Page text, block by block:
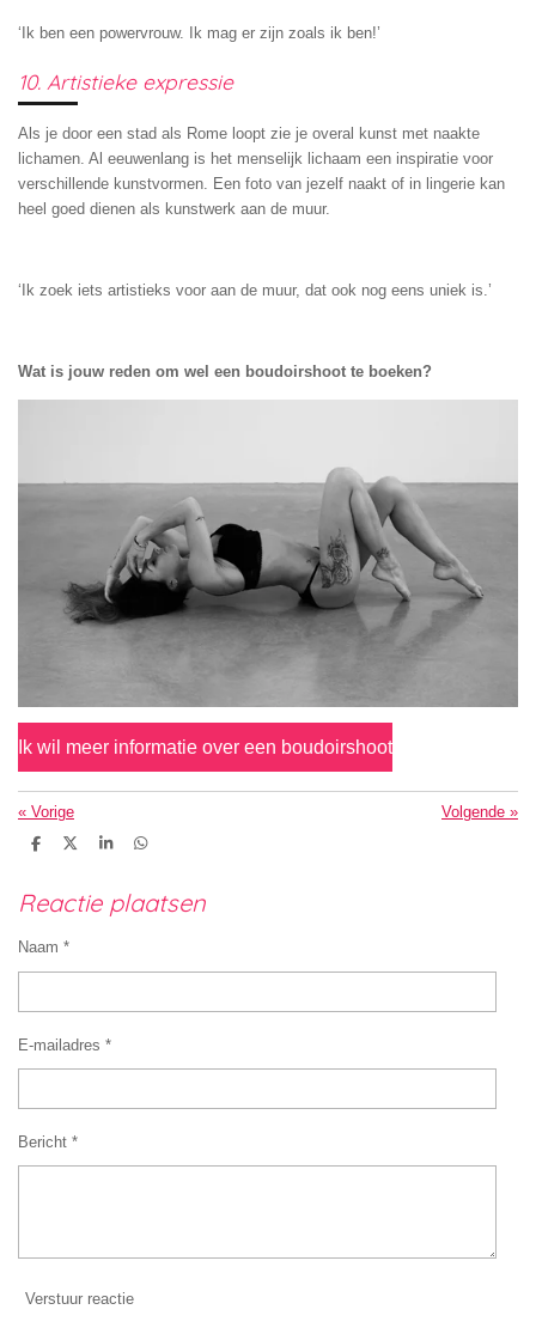
‘Ik ben een powervrouw. Ik mag er zijn zoals ik ben!’
10. Artistieke expressie
Als je door een stad als Rome loopt zie je overal kunst met naakte
lichamen. Al eeuwenlang is het menselijk lichaam een inspiratie voor
verschillende kunstvormen. Een foto van jezelf naakt of in lingerie kan
heel goed dienen als kunstwerk aan de muur.
‘Ik zoek iets artistieks voor aan de muur, dat ook nog eens uniek is.’
Wat is jouw reden om wel een boudoirshoot te boeken?
Ik wil meer informatie over een boudoirshoot
« Vorige Volgende »
D
e
n
D
S
e
D
n
Reactie plaatsen
Naam *
E-mailadres *
Bericht *
Verstuur reactie